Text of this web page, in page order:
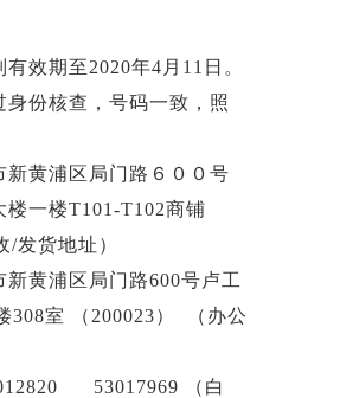
效期至2020年4月11日。
份核查，号码一致，照
新黄浦区局门路６００号
楼一楼T101-T102商铺
快递收/发货地址）
黄浦区局门路600号卢工
308室 （200023） （办公
53017969 （白